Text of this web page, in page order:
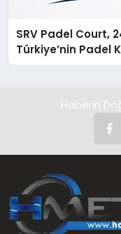
SRV Padel Court,
Türkiye’nin Padel
Haberin